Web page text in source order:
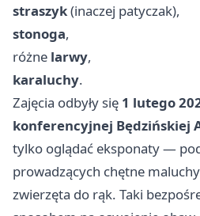
straszyk(inaczej patyczak),
stonoga,
różne larwy,
karaluchy.
Zajęcia odbyły się 1 lutego
konferencyjnej Będzińskiej
tylko oglądać eksponaty —
prowadzących chętne
zwierzęta do rąk. Taki